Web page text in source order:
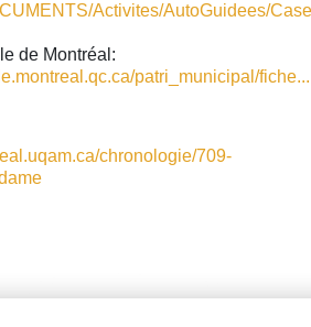
Activites/AutoGuidees/
de Montréal:
patri_municipal/fiche...
chronologie/709-